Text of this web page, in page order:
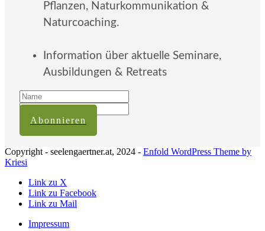
Pflanzen, Naturkommunikation &
Naturcoaching.
Information über aktuelle Seminare,
Ausbildungen & Retreats
Abonnieren
Copyright - seelengaertner.at, 2024 - Enfold WordPress Theme by
Kriesi
Link zu X
Link zu Facebook
Link zu Mail
Impressum